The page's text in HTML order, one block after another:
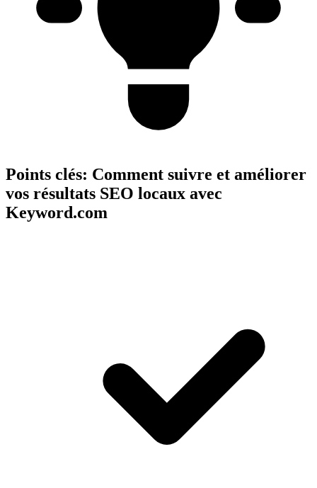
Points clés: Comment suivre et améliorer
vos résultats SEO locaux avec
Keyword.com